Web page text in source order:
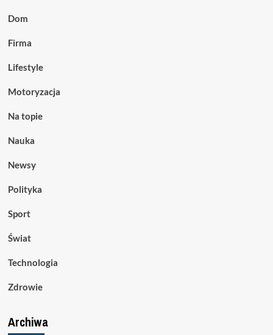
Dom
Firma
Lifestyle
Motoryzacja
Na topie
Nauka
Newsy
Polityka
Sport
Świat
Technologia
Zdrowie
Archiwa